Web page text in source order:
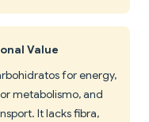
Value
for energy,
metabolismo, and
It lacks fibra,